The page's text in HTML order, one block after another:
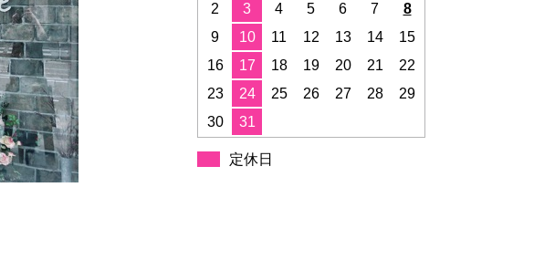
2
3 4 5 6 7
8
9
10 11 12 13 14
15
16
17 18 19 20 21
22
23
24 25 26 27 28
29
30
31
定休日